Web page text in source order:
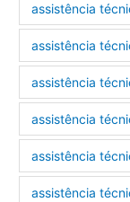
assistência
assistência
assistência
assistência
assistência
assistência